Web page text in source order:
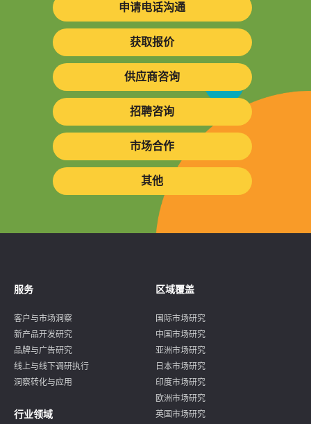
申请电话沟通
获取报价
供应商咨询
招聘咨询
市场合作
其他
服务
客户与市场洞察
新产品开发研究
品牌与广告研究
线上与线下调研执行
洞察转化与应用
行业领域
区域覆盖
国际市场研究
中国市场研究
亚洲市场研究
日本市场研究
印度市场研究
欧洲市场研究
英国市场研究